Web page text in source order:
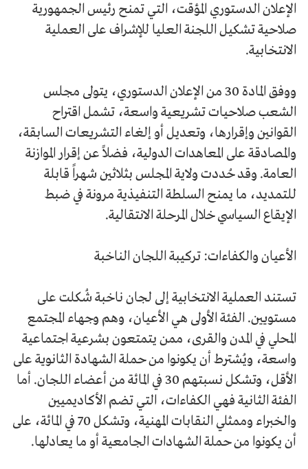
الإعلان الدستوري المؤقت، التي تمنح رئيس الجمهورية
صلاحية تشكيل اللجنة العليا للإشراف على العملية
الانتخابية.
ووفق المادة 30 من الإعلان الدستوري، يتولى مجلس
الشعب صلاحيات تشريعية واسعة، تشمل اقتراح
القوانين وإقرارها، وتعديل أو إلغاء التشريعات السابقة،
والمصادقة على المعاهدات الدولية، فضلاً عن إقرار الموازنة
العامة. وقد حُددت ولاية المجلس بثلاثين شهراً قابلة
للتمديد، ما يمنح السلطة التنفيذية مرونة في ضبط
الإيقاع السياسي خلال المرحلة الانتقالية.
الأعيان والكفاءات: تركيبة اللجان الناخبة
تستند العملية الانتخابية إلى لجان ناخبة شُكلت على
مستويين. الفئة الأولى هي الأعيان، وهم وجهاء المجتمع
المحلي في المدن والقرى، ممن يتمتعون بشرعية اجتماعية
واسعة، ويُشترط أن يكونوا من حملة الشهادة الثانوية على
الأقل، وتشكل نسبتهم 30 في المائة من أعضاء اللجان. أما
الفئة الثانية فهي الكفاءات، التي تضم الأكاديميين
والخبراء وممثلي النقابات المهنية، وتشكل 70 في المائة، على
أن يكونوا من حملة الشهادات الجامعية أو ما يعادلها.